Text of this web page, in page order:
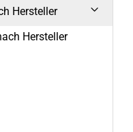
Hersteller
Hersteller